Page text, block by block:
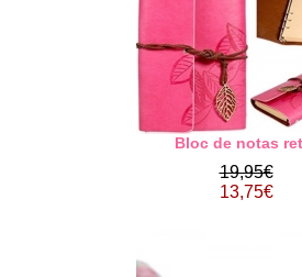
Bloc de notas
19,95€
13,75€